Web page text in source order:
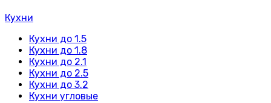
Кухни
Кухни до 1.5
Кухни до 1.8
Кухни до 2.1
Кухни до 2.5
Кухни до 3.2
Кухни угловые